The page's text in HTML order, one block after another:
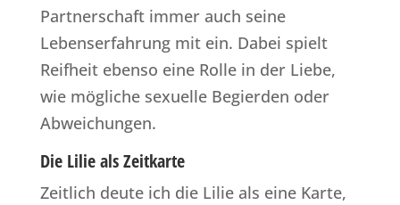
Partnerschaft immer auch seine
Lebenserfahrung mit ein. Dabei spielt
Reifheit ebenso eine Rolle in der Liebe,
wie mögliche sexuelle Begierden oder
Abweichungen.
Die Lilie als Zeitkarte
Zeitlich deute ich die Lilie als eine Karte,